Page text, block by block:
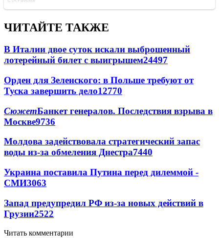
ЧИТАЙТЕ ТАКЖЕ
В Италии двое суток искали выброшенный
лотерейный билет с выигрышем24497
Орден для Зеленского: в Польше требуют от
Туска завершить дело12770
СюжетБанкет генералов. Последствия взрыва в
Москве9736
Молдова задействовала стратегический запас
воды из-за обмеления Днестра7440
Украина поставила Путина перед дилеммой -
СМИ3063
Запад предупредил РФ из-за новых действий в
Грузии2522
Читать комментарии